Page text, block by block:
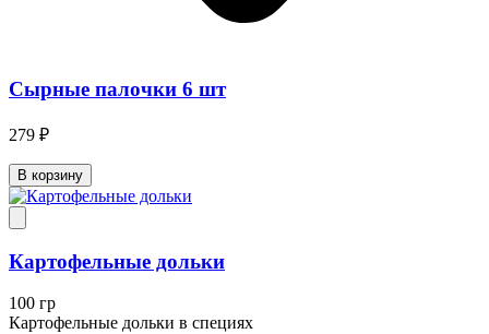
Сырные палочки 6 шт
279 ₽
В корзину
Картофельные дольки
100 гр
Картофельные дольки в специях